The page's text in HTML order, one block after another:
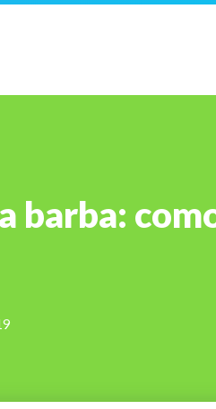
barba: